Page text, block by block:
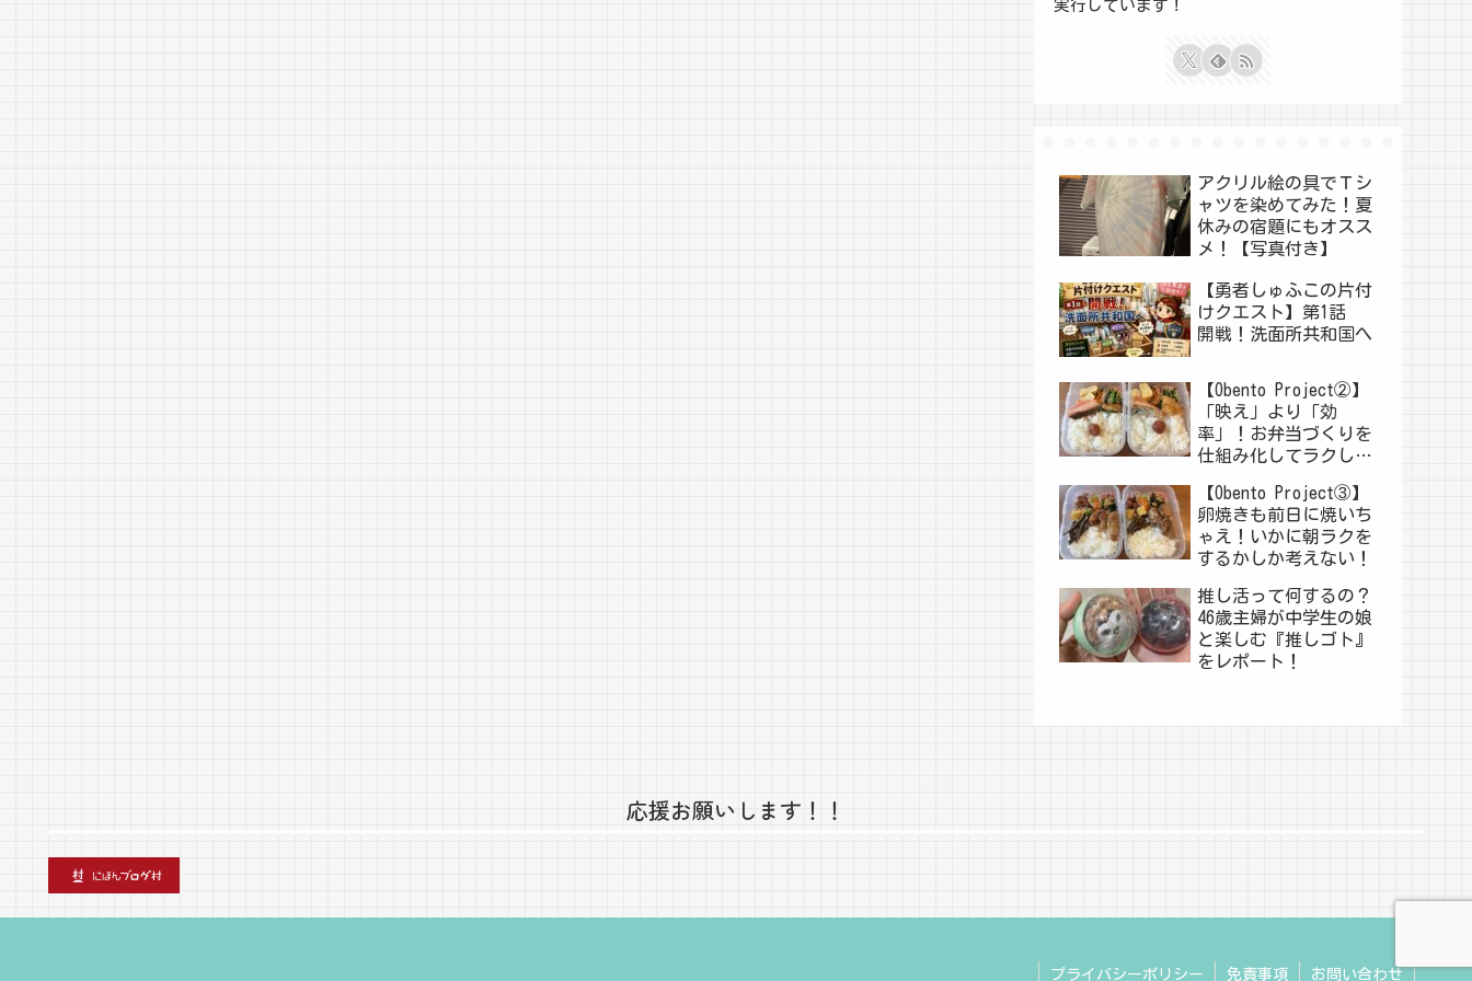
実行しています！
アクリル絵の具でＴシ
ャツを染めてみた！夏
休みの宿題にもオスス
メ！【写真付き】
【勇者しゅふこの片付
けクエスト】第1話
開戦！洗面所共和国へ
【Obento Project②】
「映え」より「効
率」！お弁当づくりを
仕組み化してラクした
【Obento Project③】
卵焼きも前日に焼いち
ゃえ！いかに朝ラクを
するかしか考えない！
推し活って何するの？
46歳主婦が中学生の娘
と楽しむ『推しゴト』
をレポート！
応援お願いします！！
プライバシーポリシー 免責事項 お問い合わせ